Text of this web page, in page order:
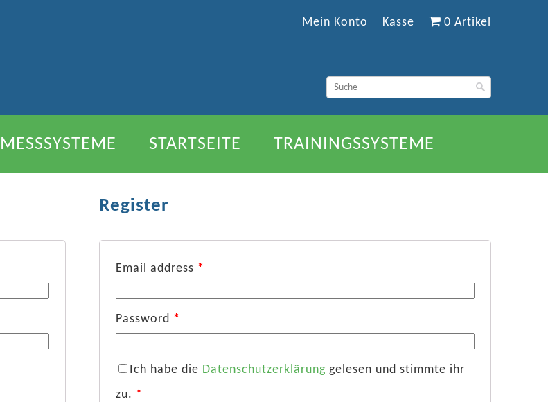
Mein Konto Kasse 0 Artikel
MESSSYSTEME STARTSEITE TRAININGSSYSTEME
Register
Email address *
Password *
Ich habe die Datenschutzerklärunggelesen und stimmte ihr
zu. *